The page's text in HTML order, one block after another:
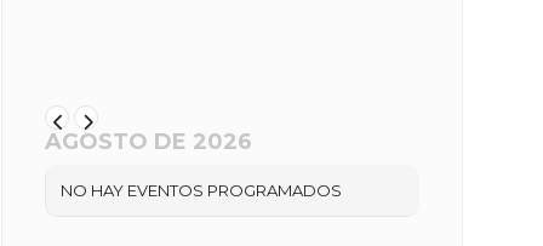
AGOSTO DE 2026
NO HAY EVENTOS PROGRAMADOS